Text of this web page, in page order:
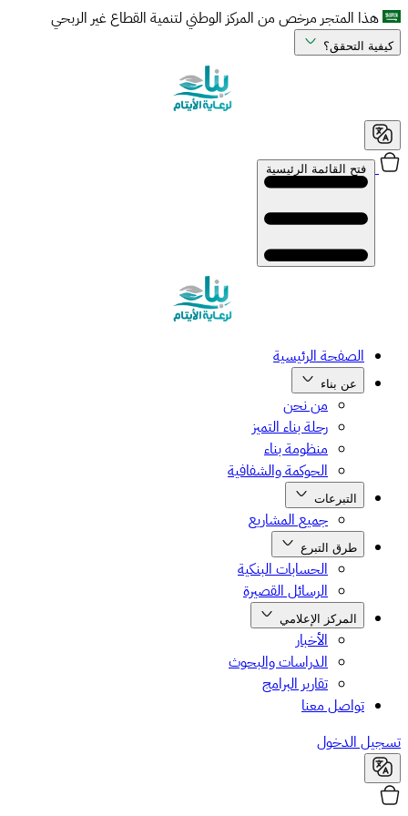
هذا المتجر مرخص من المركز الوطني لتنمية القطاع غير الربحي
التحقق؟
فتح القائمة الرئيسية
الصفحة الرئيسية
عن بناء
من نحن
رحلة بناء التميز
منظومة بناء
الحوكمة والشفافية
التبرعات
جميع المشاريع
طرق التبرع
الحسابات البنكية
الرسائل القصيرة
المركز الإعلامي
الأخبار
الدراسات والبحوث
تقارير البرامج
تواصل معنا
الدخول